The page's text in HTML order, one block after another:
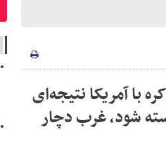
با آمریکا نتیجه‌ای
شود، غرب دچار